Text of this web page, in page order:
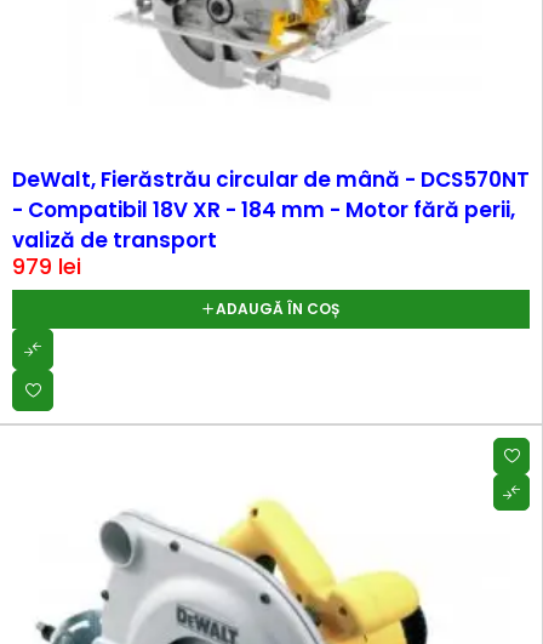
DeWalt, Fierăstrău circular de mână - DCS570NT
- Compatibil 18V XR - 184 mm - Motor fără perii,
valiză de transport
979 lei
ADAUGĂ ÎN COȘ